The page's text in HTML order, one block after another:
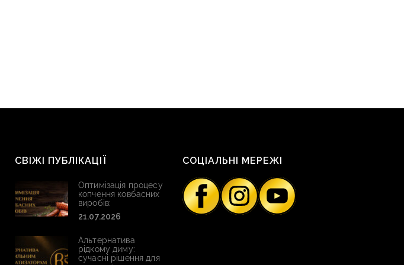
СВІЖІ ПУБЛІКАЦІЇ
Оптимізація процесу
копчення ковбасних
виробів:
21.07.2026
Альтернатива
рідкому диму:
сучасні рішення для
СОЦІАЛЬНІ МЕРЕЖІ